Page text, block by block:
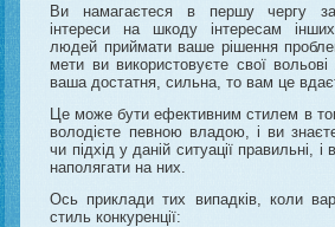
Ви намагаєтеся в першу чергу
інтереси на шкоду інтересам
людей приймати ваше рішення
мети ви використовуєте свої
ваша достатня, сильна, то вам це
Це може бути ефективним стилем в
володієте певною владою, і ви
чи підхід у даній ситуації правильні,
наполягати на них.
Ось приклади тих випадків, коли
стиль конкуренції: